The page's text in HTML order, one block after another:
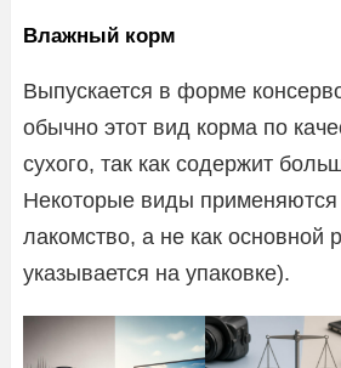
Влажный корм
Выпускается в форме
обычно этот вид корма по
сухого, так как содержит
Некоторые виды применяются
лакомство, а не как основной
указывается на упаковке).